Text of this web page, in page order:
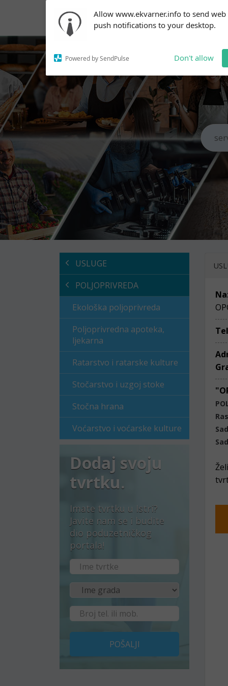
Allow www.ekvarner.info to send web
push notifications to your desktop.
Powered by SendPulse Don't allow
notifications!
To enable permission prompts, click
on the notification icon
USLUGE
POLJOPRIVREDA
Ekološka poljoprivreda
Poljoprivredna apoteka,
ljekarna
Ratarstvo i ratarske kulture
Stočarstvo i uzgoj stoke
Stočna hrana
Voćarstvo i voćarske kulture
Dodaj svoju
tvrtku.
Imate tvrtku u Istri?
Javite nam se i budite
dio poduzetničkog
portala!
POŠALJI